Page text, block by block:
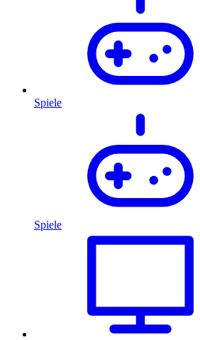
Spiele
Spiele